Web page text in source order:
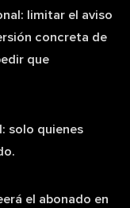
limitar el aviso
concreta de
que
solo quienes
el abonado en